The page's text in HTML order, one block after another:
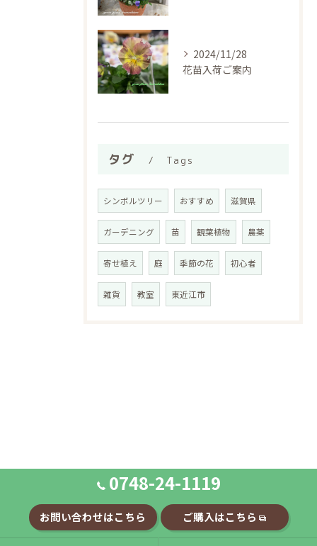
2024/11/28
花苗入荷ご案内
タグ Tags
シンボルツリー おすすめ 滋賀県
ガーデニング 苗 観葉植物 農薬
寄せ植え 庭 季節の花 初心者
雑貨 教室 東近江市
0748-24-1119
お問い合わせはこちら ご購入はこちら